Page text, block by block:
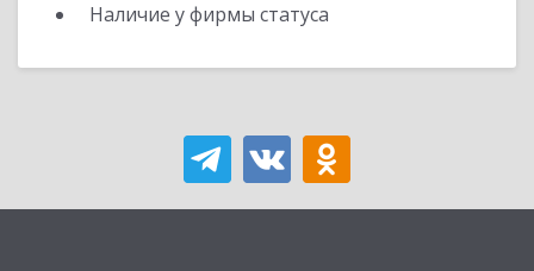
Наличие у фирмы статуса